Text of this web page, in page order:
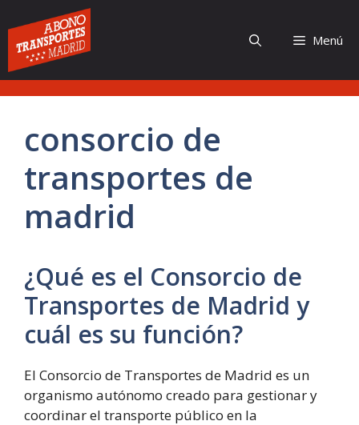
al
contenido
Menú
consorcio de
transportes de
madrid
¿Qué es el Consorcio de
Transportes de Madrid y
cuál es su función?
El Consorcio de Transportes de Madrid es un
organismo autónomo creado para gestionar y
coordinar el transporte público en la